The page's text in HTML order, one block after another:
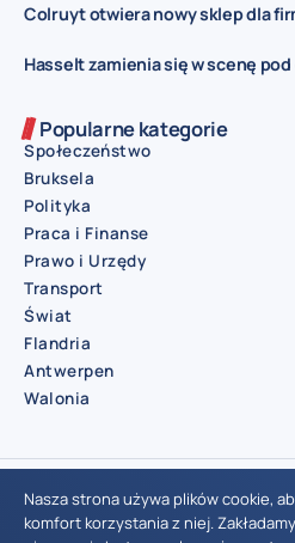
Colruyt otwiera nowy sklep dla
Hasselt zamienia się w scenę
Popularne kategorie
Społeczeństwo
Bruksela
Polityka
Praca i Finanse
Prawo i Urzędy
Transport
Świat
Flandria
Antwerpen
Walonia
© Aktualnosci.be – All Right
Nasza strona używa plików cookie,
komfort korzystania z niej.